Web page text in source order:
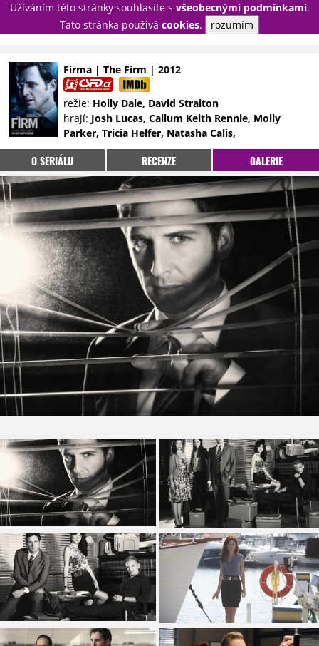
Užíváním této stránky souhlasíte s všeobecnými podmínkami.
Tato stránka používá cookies. rozumím
PŘIHLÁSIT
NOVINKY
TÉMATA
RECENZE
EPIZODY
KULT
TRAILERY
GALERIE
DISKUZE
STATISTIKY
TIRÁŽ
Firma | The Firm | 2012
režie: Holly Dale, David Straiton
hrají: Josh Lucas, Callum Keith Rennie, Molly
Parker, Tricia Helfer, Natasha Calis,
O SERIÁLU RECENZE GALERIE